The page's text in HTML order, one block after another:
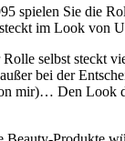
spielen Sie die
im Look von
Rolle selbst steckt
bei der
mir)… Den Look